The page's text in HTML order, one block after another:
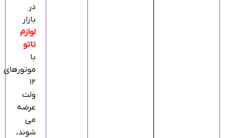
در
بازار
لوازم
تاتو
با
موتورهای
۱۲
ولت
عرضه
می‌
شوند،